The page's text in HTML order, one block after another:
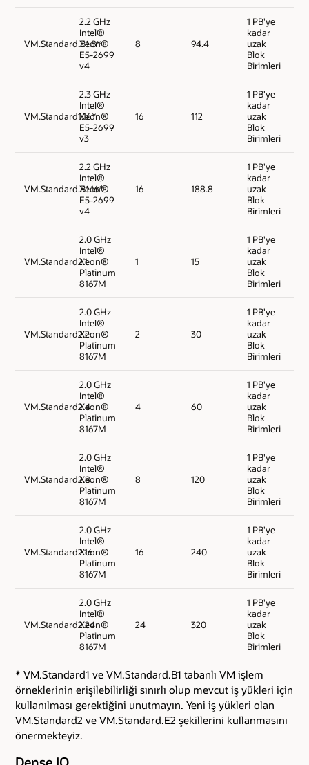
VM.Standard.B1.8*
2.2 GHz
Intel®
Xeon®
E5-2699
v4
8 94.4
1 PB'ye
kadar
uzak
Blok
Birimleri
VM.Standard1.16*
2.3 GHz
Intel®
Xeon®
E5-2699
v3
16 112
1 PB'ye
kadar
uzak
Blok
Birimleri
VM.Standard.B1.16*
2.2 GHz
Intel®
Xeon®
E5-2699
v4
16 188.8
1 PB'ye
kadar
uzak
Blok
Birimleri
VM.Standard2.1
2.0 GHz
Intel®
Xeon®
Platinum
8167M
1 15
1 PB'ye
kadar
uzak
Blok
Birimleri
VM.Standard2.2
2.0 GHz
Intel®
Xeon®
Platinum
8167M
2 30
1 PB'ye
kadar
uzak
Blok
Birimleri
VM.Standard2.4
2.0 GHz
Intel®
Xeon®
Platinum
8167M
4 60
1 PB'ye
kadar
uzak
Blok
Birimleri
VM.Standard2.8
2.0 GHz
Intel®
Xeon®
Platinum
8167M
8 120
1 PB'ye
kadar
uzak
Blok
Birimleri
VM.Standard2.16
2.0 GHz
Intel®
Xeon®
Platinum
8167M
16 240
1 PB'ye
kadar
uzak
Blok
Birimleri
VM.Standard2.24
2.0 GHz
Intel®
Xeon®
Platinum
8167M
24 320
1 PB'ye
kadar
uzak
Blok
Birimleri
* VM.Standard1 ve VM.Standard.B1 tabanlı VM işlem
örneklerinin erişilebilirliği sınırlı olup mevcut iş yükleri için
kullanılması gerektiğini unutmayın. Yeni iş yükleri olan
VM.Standard2 ve VM.Standard.E2 şekillerini kullanmasını
önermekteyiz.